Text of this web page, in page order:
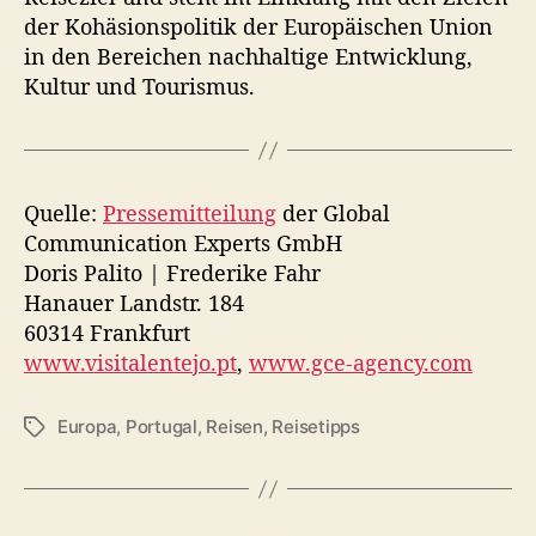
der Kohäsionspolitik der Europäischen Union
in den Bereichen nachhaltige Entwicklung,
Kultur und Tourismus.
Quelle: Pressemitteilung der Global
Communication Experts GmbH
Doris Palito | Frederike Fahr
Hanauer Landstr. 184
60314 Frankfurt
www.visitalentejo.pt, www.gce-agency.com
S
Europa, Portugal, Reisen, Reisetipps